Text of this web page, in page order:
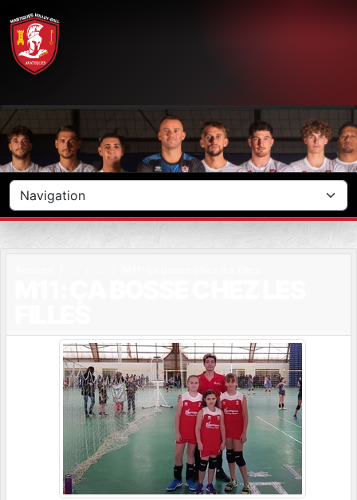
Panneau de gestion des cookies